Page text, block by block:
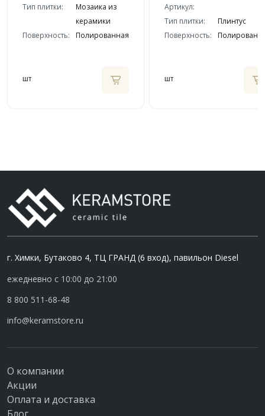
Тип плитки:
Мозаика из
керамики
Поверхность:
Полированная
шт
Артикул:
Тип плитки:
Плинтус
Поверхность:
шт
г. Химки, Бутаково 4, ТЦ ГРАНД (6 вход), павильон Diesel
ежедневно с 10:00 до 21:00
8 800 511-68-48
info@keramstore.ru
О компании
Акции
Оплата и доставка